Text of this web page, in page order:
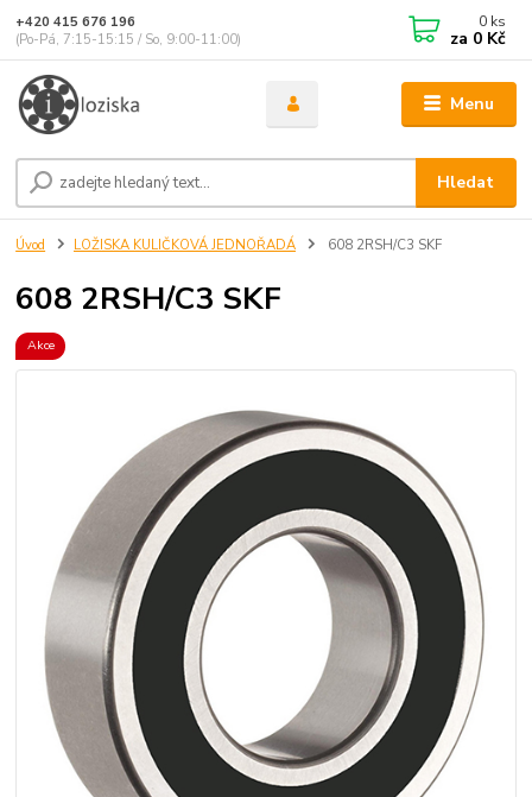
Menu
Hledat
+420 415 676 196
(Po-Pá, 7:15-15:15 / So, 9:00-11:00)
0 ks
za 0 Kč
Úvod LOŽISKA KULIČKOVÁ JEDNOŘADÁ 608 2RSH/C3 SKF
608 2RSH/C3 SKF
Akce